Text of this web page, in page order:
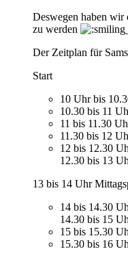
Deswegen haben wir
zu werden
Der Zeitplan für
Start
10 Uhr bis
10.30 bis 11
11 bis 11.30
11.30 bis 12
12 bis 12.30
12.30 bis 13
13 bis 14 Uhr Mittag
14 bis 14.30
14.30 bis 15
15 bis 15.30
15.30 bis 16